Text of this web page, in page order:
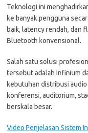
Teknologi ini
ke banyak pengguna
baik, latency rendah, dan
Bluetooth konvensional.
Salah satu solusi
tersebut adalah Infinium
kebutuhan distribusi
konferensi, auditorium,
berskala besar.
Video Penjelasan Sistem